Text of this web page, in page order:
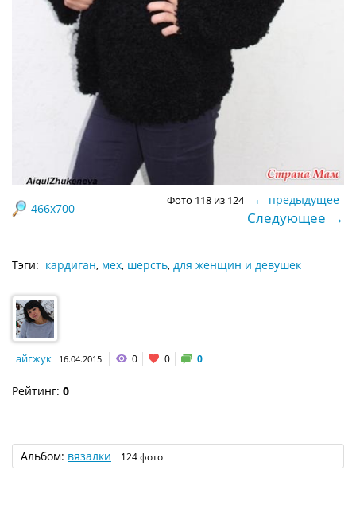
466x700
Фото 118 из 124 ← предыдущее
Следующее →
Тэги: кардиган, мех, шерсть, для женщин и девушек
айгжук 16.04.2015 0 0 0
Рейтинг: 0
Альбом: вязалки 124 фото